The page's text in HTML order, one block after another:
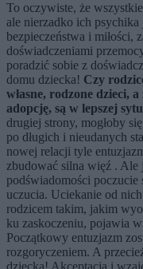
To oczywiste, że
ale nierzadko ich psychika
bezpieczeństwa i miłości,
doświadczeniami
poradzić sobie z
domu dziecka! Czy
własne, rodzone dzieci,
adopcję, są w lepszej
drugiej strony, mogłoby
po długich i nieudanych
nowej relacji tyle
zbudować silna więź . Ale
podświadomości poczucie
uczucia. Uciekanie od
rodzicem takim, jakim
ku zaskoczeniu, pojawia
Początkowy entuzjazm
rozgoryczeniem. A